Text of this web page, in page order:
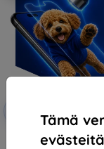
Tämä
kupongilla
3mk Hammer